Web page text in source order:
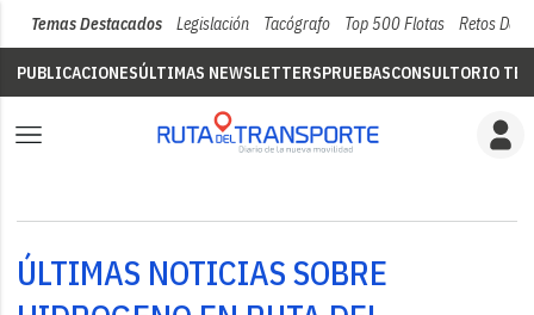
Temas Destacados Legislación Tacógrafo Top 500 Flotas Retos Del
PUBLICACIONESÚLTIMAS NEWSLETTERSPRUEBASCONSULTORIO
ÚLTIMAS NOTICIAS SOBRE